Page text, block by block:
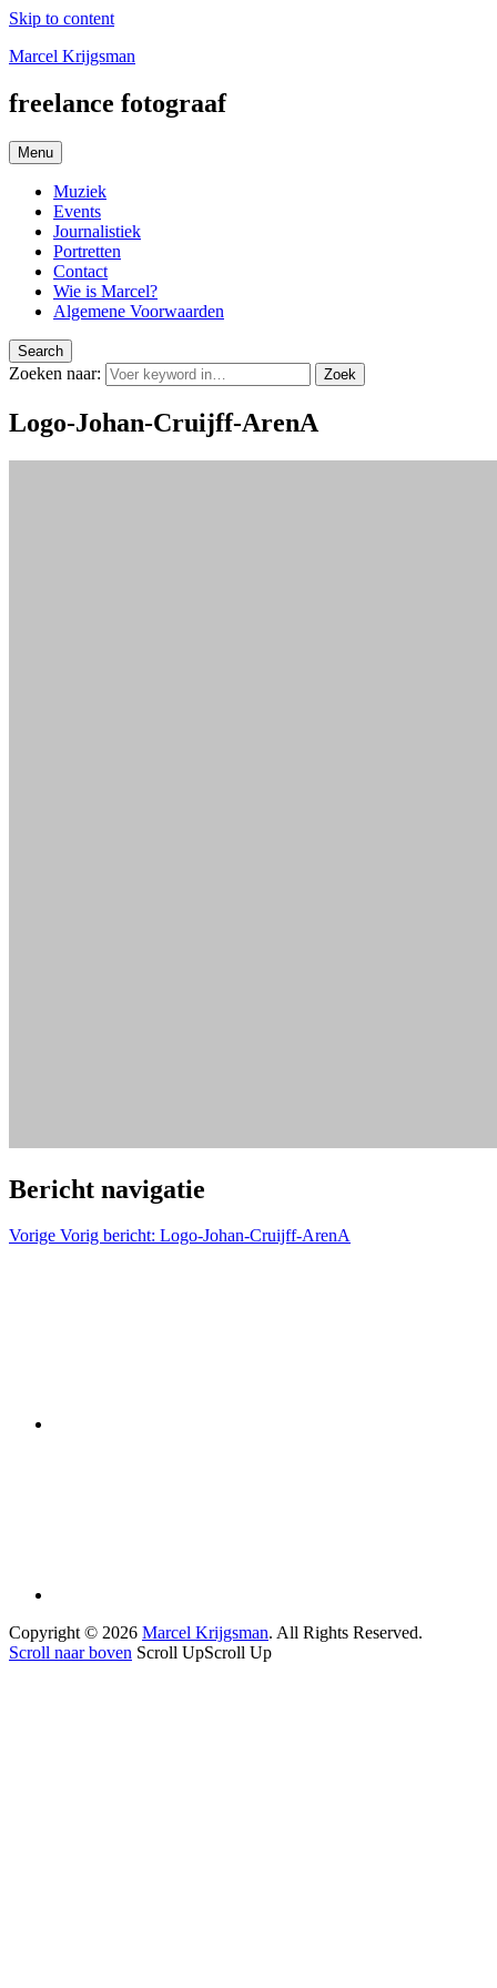
Skip to content
Marcel Krijgsman
freelance fotograaf
Menu
Muziek
Events
Journalistiek
Portretten
Contact
Wie is Marcel?
Algemene Voorwaarden
Search
Zoeken naar: Zoek
Logo-Johan-Cruijff-ArenA
Bericht navigatie
Vorige Vorig bericht: Logo-Johan-Cruijff-ArenA
Copyright © 2026 Marcel Krijgsman. All Rights Reserved.
Scroll naar boven Scroll UpScroll Up